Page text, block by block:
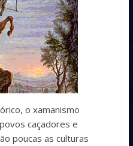
o xamanismo
caçadores e
poucas as culturas